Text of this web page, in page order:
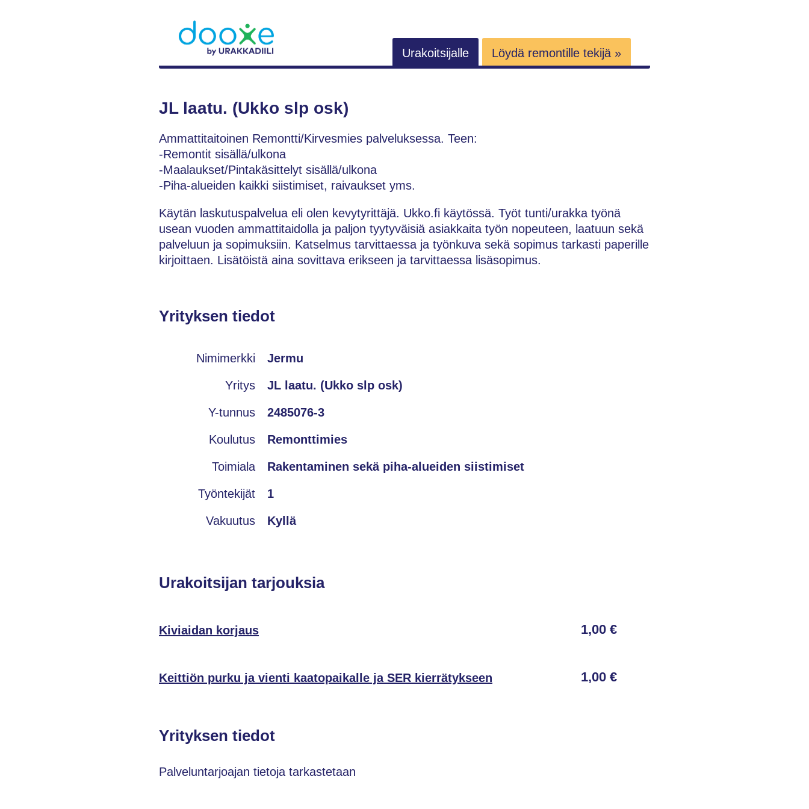
Urakoitsijalle Löydä remontille tekijä »
JL laatu. (Ukko slp osk)
Ammattitaitoinen Remontti/Kirvesmies palveluksessa. Teen:
-Remontit sisällä/ulkona
-Maalaukset/Pintakäsittelyt sisällä/ulkona
-Piha-alueiden kaikki siistimiset, raivaukset yms.
Käytän laskutuspalvelua eli olen kevytyrittäjä. Ukko.fi käytössä. Työt tunti/urakka työnä
usean vuoden ammattitaidolla ja paljon tyytyväisiä asiakkaita työn nopeuteen, laatuun sekä
palveluun ja sopimuksiin. Katselmus tarvittaessa ja työnkuva sekä sopimus tarkasti paperille
kirjoittaen. Lisätöistä aina sovittava erikseen ja tarvittaessa lisäsopimus.
Yrityksen tiedot
Nimimerkki Jermu
Yritys JL laatu. (Ukko slp osk)
Y-tunnus 2485076-3
Koulutus Remonttimies
Toimiala Rakentaminen sekä piha-alueiden siistimiset
Työntekijät 1
Vakuutus Kyllä
Urakoitsijan tarjouksia
Kiviaidan korjaus 1,00 €
Keittiön purku ja vienti kaatopaikalle ja SER kierrätykseen 1,00 €
Yrityksen tiedot
Palveluntarjoajan tietoja tarkastetaan